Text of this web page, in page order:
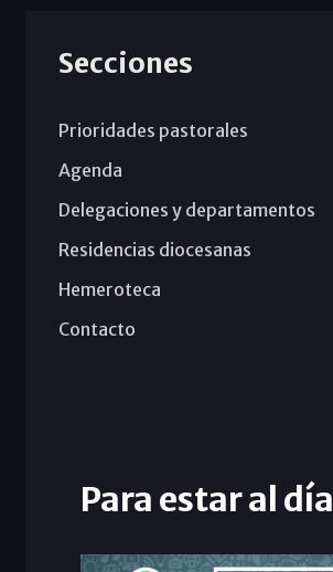
Secciones
Prioridades pastorales
Agenda
Delegaciones y departamentos
Residencias diocesanas
Hemeroteca
Contacto
Para estar al día